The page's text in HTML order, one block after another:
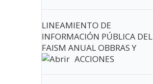
LINEAMIENTO DE
INFORMACIÓN PÚBLICA DEL
FAISM ANUAL OBBRAS Y
ACCIONES